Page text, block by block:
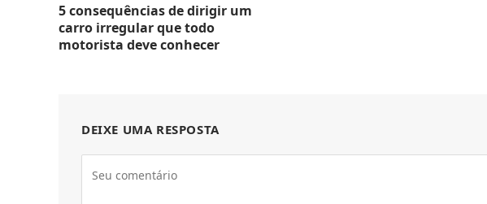
5 consequências de dirigir um
carro irregular que todo
motorista deve conhecer
DEIXE UMA RESPOSTA